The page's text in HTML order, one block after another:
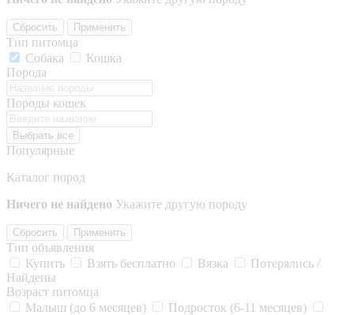
Сбросить Применить
Тип питомца
Собака
Кошка
Порода
Породы кошек
Выбрать все
Популярные
Каталог пород
Ничего не найдено Укажите другую породу
Сбросить Применить
Тип объявления
Купить
Взять бесплатно Вязка
Потерялись /
Найдены
Возраст питомца
Малыш (до 6 месяцев)
Подросток (6-11 месяцев)